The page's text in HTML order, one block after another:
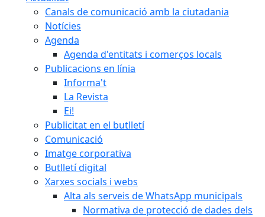
Canals de comunicació amb la ciutadania
Notícies
Agenda
Agenda d'entitats i comerços locals
Publicacions en línia
Informa't
La Revista
Ei!
Publicitat en el butlletí
Comunicació
Imatge corporativa
Butlletí digital
Xarxes socials i webs
Alta als serveis de WhatsApp municipals
Normativa de protecció de dades dels